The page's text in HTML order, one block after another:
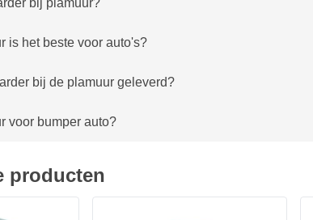
bij plamuur?
is het beste voor auto's?
bij de plamuur geleverd?
voor bumper auto?
producten